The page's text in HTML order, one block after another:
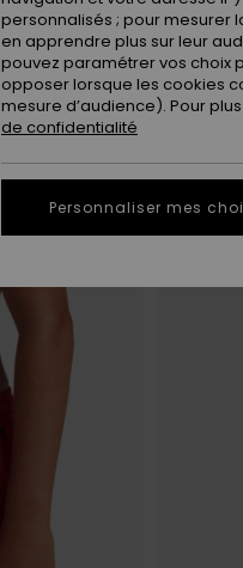
personnalisés ; pour mesurer
en apprendre plus sur leur
pouvez paramétrer vos choix
opposer lorsque les cookies
mesure d’audience). Pour
de confidentialité
Personnaliser mes